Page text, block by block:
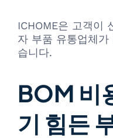
ICHOME은 고객이
자 부품 유통업체
습니다.
BOM 비
기 힘든